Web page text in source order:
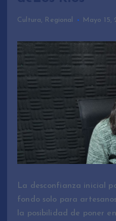
Cultura, Regional Mayo 15,
La desconfianza inicial
fondo solo para
la posibilidad de poner